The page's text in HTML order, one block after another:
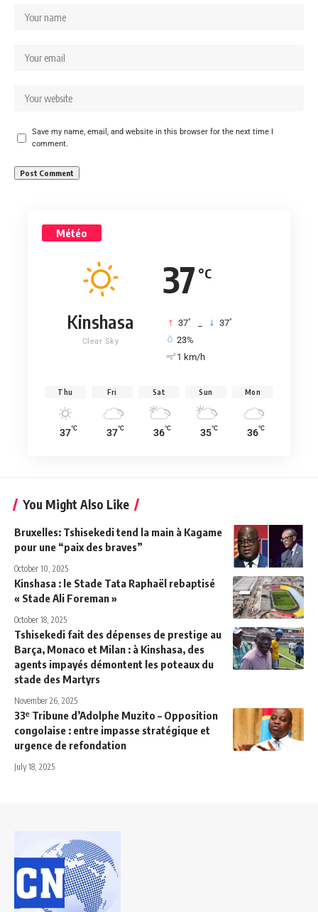
Save my name, email, and website in this browser for the next time I
comment.
Météo
37 °C
Kinshasa
Clear Sky
37° 37°
23%
1 km/h
Thu
37°C
Fri
37°C
Sat
36°C
Sun
35°C
Mon
36°C
You Might Also Like
Bruxelles: Tshisekedi tend la main à Kagame
pour une “paix des braves”
October 10, 2025
Kinshasa : le Stade Tata Raphaël rebaptisé
« Stade Ali Foreman »
October 18, 2025
Tshisekedi fait des dépenses de prestige au
Barça, Monaco et Milan : à Kinshasa, des
agents impayés démontent les poteaux du
stade des Martyrs
November 26, 2025
33ᵉ Tribune d’Adolphe Muzito – Opposition
congolaise : entre impasse stratégique et
urgence de refondation
July 18, 2025